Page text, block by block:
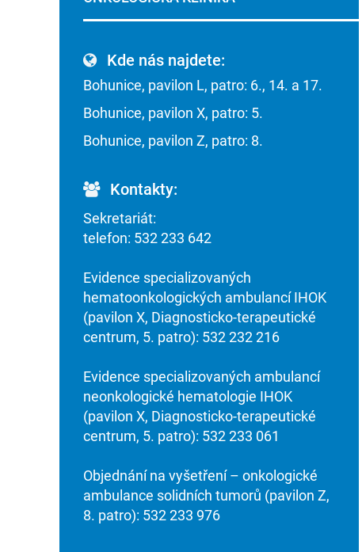
Kde nás najdete:
Bohunice, pavilon L, patro: 6., 14. a 17.
Bohunice, pavilon X, patro: 5.
Bohunice, pavilon Z, patro: 8.
Kontakty:
Sekretariát:
telefon: 532 233 642
Evidence specializovaných
hematoonkologických ambulancí IHOK
(pavilon X, Diagnosticko-terapeutické
centrum, 5. patro): 532 232 216
Evidence specializovaných ambulancí
neonkologické hematologie IHOK
(pavilon X, Diagnosticko-terapeutické
centrum, 5. patro): 532 233 061
Objednání na vyšetření – onkologické
ambulance solidních tumorů (pavilon Z,
8. patro): 532 233 976